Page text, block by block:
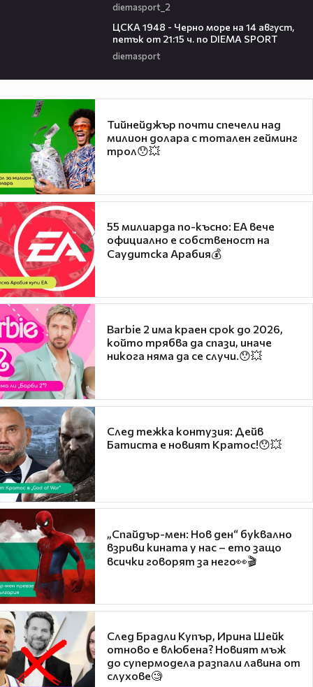
diemasport_2
ЦСКА 1948 - Черно море на 14 август,
петък от 21:15 ч. по DIEMA SPORT
diemasport
Тийнейджър почти спечели над
милион долара с тотален гейминг
трол😯💥
55 милиарда по-късно: EA вече
официално е собственост на
Саудитска Арабия💰
Barbie 2 има краен срок до 2026,
който трябва да спази, иначе
никога няма да се случи.😯💥
След тежка контузия: Дейв
Батиста е новият Кратос!😯💥
„Спайдър-мен: Нов ден“ буквално
взриви кината у нас – ето защо
всички говорят за него👀🎬
След Брадли Купър, Ирина Шейк
отново е влюбена? Новият мъж
до супермодела разпали лавина от
слухове🧐